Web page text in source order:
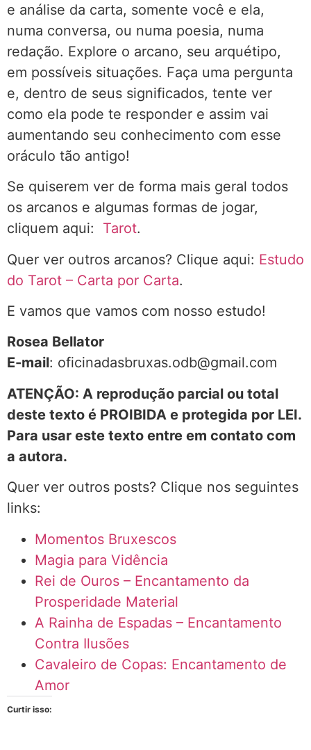
e análise da carta, somente você e ela,
numa conversa, ou numa poesia, numa
redação. Explore o arcano, seu arquétipo,
em possíveis situações. Faça uma pergunta
e, dentro de seus significados, tente ver
como ela pode te responder e assim vai
aumentando seu conhecimento com esse
oráculo tão antigo!
Se quiserem ver de forma mais geral todos
os arcanos e algumas formas de jogar,
cliquem aqui:
Tarot.
Quer ver outros arcanos? Clique aqui: Estudo
do Tarot – Carta por Carta.
E vamos que vamos com nosso estudo!
Rosea Bellator
E-mail: oficinadasbruxas.odb@gmail.com
ATENÇÃO: A reprodução parcial ou total
deste texto é PROIBIDA e protegida por LEI.
Para usar este texto entre em contato com
a autora.
Quer ver outros posts? Clique nos seguintes
links:
Momentos Bruxescos
Magia para Vidência
Rei de Ouros – Encantamento da
Prosperidade Material
A Rainha de Espadas – Encantamento
Contra Ilusões
Cavaleiro de Copas: Encantamento de
Amor
Curtir isso: